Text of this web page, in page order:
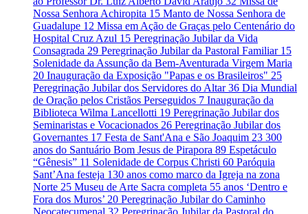
Nossa Senhora Achiropita 15 Manto de Nossa Senhora de
Guadalupe 12 Missa em Ação de Graças pelo Centenário do
Hospital Cruz Azul 15 Peregrinação Jubilar da Vida
Consagrada 29 Peregrinação Jubilar da Pastoral Familiar 15
Solenidade da Assunção da Bem-Aventurada Virgem Maria
20 Inauguração da Exposição "Papas e os Brasileiros" 25
Peregrinação Jubilar dos Servidores do Altar36 Dia Mundial
de Oração pelos Cristãos Perseguidos 7 Inauguração da
Biblioteca Wilma Lancellotti 19 Peregrinação Jubilar dos
Seminaristas e Vocacionados 26 Peregrinação Jubilar dos
Governantes 17 Festa de Sant'Ana e São Joaquim 23 300
anos do Santuário Bom Jesus de Pirapora 89 Espetáculo
“Gênesis” 11 Solenidade de Corpus Christi 60 Paróquia
Sant’Ana festeja 130 anos como marco da Igreja na zona
Norte 25 Museu de Arte Sacra completa 55 anos ‘Dentro e
Fora dos Muros’ 20 Peregrinação Jubilar do Caminho
Neocatecumenal 32 Peregrinação Jubilar da Pastoral do